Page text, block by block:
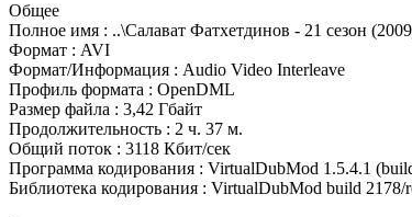
Общее
Полное имя : ..\Салават Фатхетдинов - 21 сезон
Формат : AVI
Формат/Информация : Audio Video Interleave
Профиль формата : OpenDML
Размер файла : 3,42 Гбайт
Продолжительность : 2 ч. 37 м.
Общий поток : 3118 Кбит/сек
Программа кодирования : VirtualDubMod 1.5.4.1
Библиотека кодирования : VirtualDubMod build 2178/